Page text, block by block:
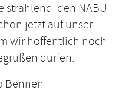
strahlend den NABU
jetzt auf unser
wir hoffentlich noch
dürfen.
Bennen